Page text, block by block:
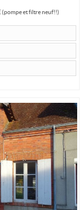
(pompe et filtre neuf!!)